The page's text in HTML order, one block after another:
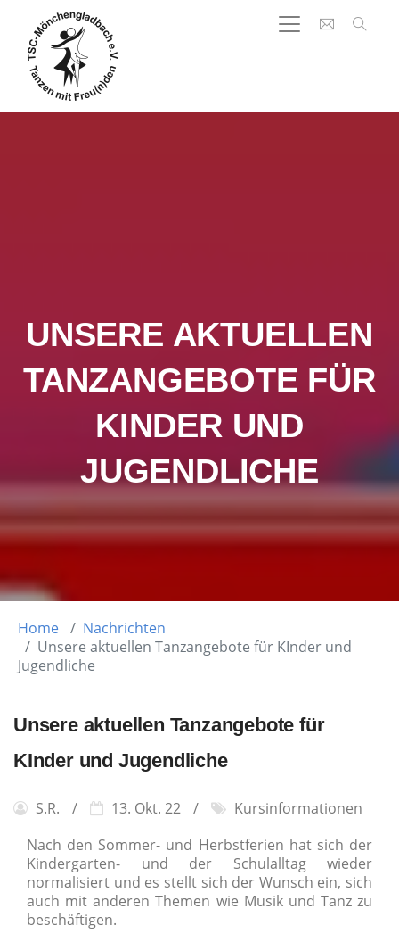
UNSERE AKTUELLEN
TANZANGEBOTE FÜR
KINDER UND
JUGENDLICHE
Home
Nachrichten
Unsere aktuellen Tanzangebote für KInder und
Jugendliche
Unsere aktuellen Tanzangebote für
KInder und Jugendliche
S.R. 13. Okt. 22
Kursinformationen
Nach den Sommer- und Herbstferien hat sich der
Kindergarten- und der Schulalltag wieder
normalisiert und es stellt sich der Wunsch ein, sich
auch mit anderen Themen wie Musik und Tanz zu
beschäftigen.